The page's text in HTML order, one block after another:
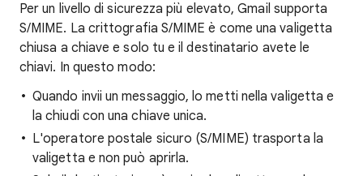
Per un livello di sicurezza più elevato, Gmail supporta
S/MIME. La crittografia S/MIME è come una valigetta
chiusa a chiave e solo tu e il destinatario avete le
chiavi. In questo modo:
Quando invii un messaggio, lo metti nella valigetta e
la chiudi con una chiave unica.
L'operatore postale sicuro (S/MIME) trasporta la
valigetta e non può aprirla.